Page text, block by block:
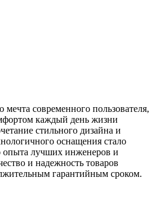
современного пользователя,
каждый день жизни
стильного дизайна и
оснащения стало
опыта лучших инженеров и
и надежность товаров
гарантийным сроком.